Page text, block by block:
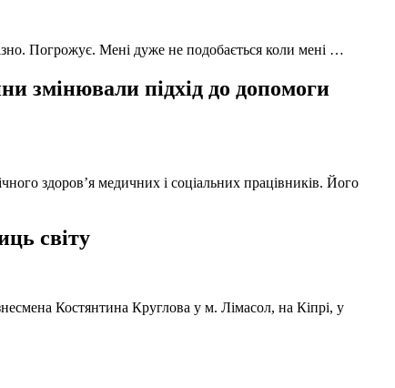
Погрожує. Мені дуже не подобається коли мені …
змінювали підхід до допомоги
здоров’я медичних і соціальних працівників. Його
світу
Костянтина Круглова у м. Лімасол, на Кіпрі, у